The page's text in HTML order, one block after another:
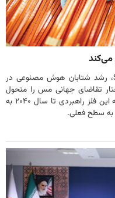
براساس گزارش مؤسسه معتبر S&P Global، رشد شتابان هوش مصنوعی در
تقاضای جهانی مس را متحول
کرده است. پیش‌بینی می‌شود تقاضای سالانه این فلز راهبردی تا سال ۲۰۴۰ به